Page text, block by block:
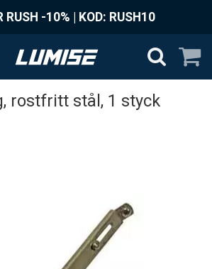
RUSH -10% | KOD: RUSH10
rostfritt stål, 1 styck